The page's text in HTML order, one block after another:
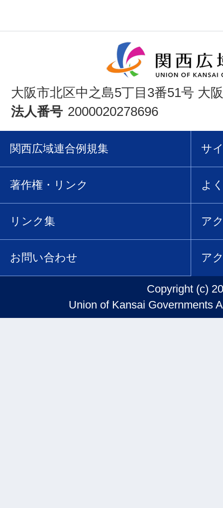
大阪市北区中之島5丁目3番51号 大
法人番号 2000020278696
関西広域連合例規集 サ
著作権・リンク よ
リンク集 ア
お問い合わせ ア
Copyright (c)
Union of Kansai Governments